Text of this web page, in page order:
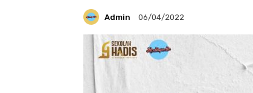
Admin 06/04/2022